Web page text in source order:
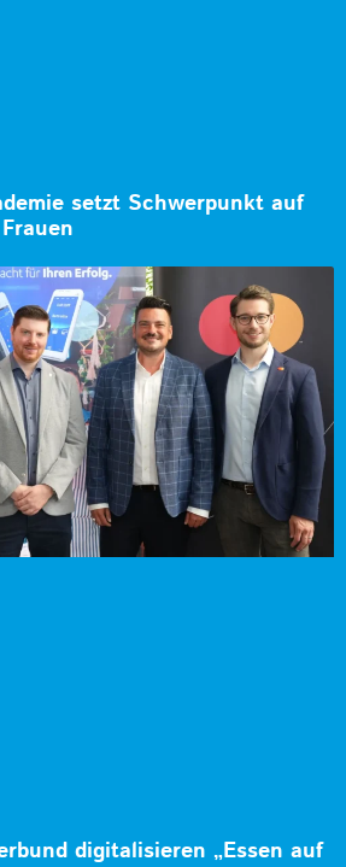
setzt Schwerpunkt auf
digitalisieren „Essen auf